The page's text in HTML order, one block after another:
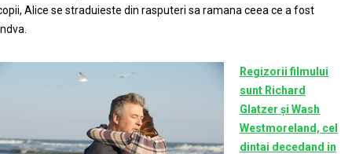
Alice se straduieste din rasputeri sa ramana ceea ce a fost
Regizorii filmului
sunt Richard
Glatzer și Wash
Westmoreland, cel
dintai decedand in